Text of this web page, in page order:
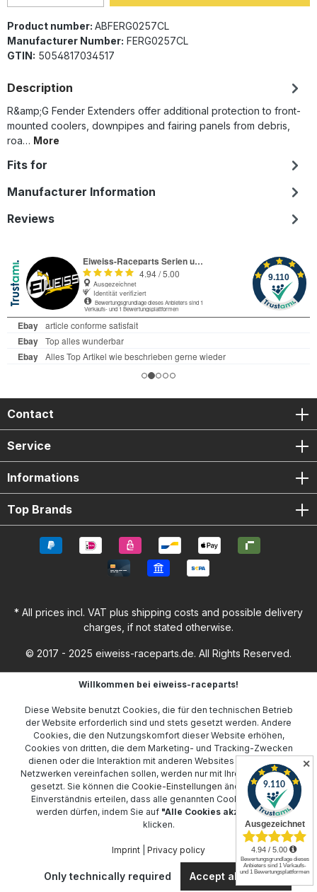
Product number: ABFERG0257CL
Manufacturer Number: FERG0257CL
GTIN: 5054817034517
Description
R&amp;G Fender Extenders offer additional protection to front-
mounted coolers, downpipes and fairing panels from debris,
roa… More
Fits for
Manufacturer Information
Reviews
Contact
Service
Informations
Top Brands
* All prices incl. VAT plus shipping costs and possible delivery
charges, if not stated otherwise.
© 2017 - 2025 eiweiss-raceparts.de. All Rights Reserved.
Willkommen bei eiweiss-raceparts!
Diese Website benutzt Cookies, die für den technischen Betrieb
der Website erforderlich sind und stets gesetzt werden. Andere
Cookies, die den Nutzungskomfort dieser Website erhöhen,
Cookies von dritten, die dem Marketing- und Tracking-Zwecken
dienen oder die Interaktion mit anderen Websites und sozialen
Netzwerken vereinfachen sollen, werden nur mit Ihrer Zustimmung
gesetzt. Sie können die Cookie-Einstellungen ändern oder Ihr
Einverständnis erteilen, dass alle genannten Cookies gesetzt
werden dürfen, indem Sie auf "Alle Cookies akzeptieren"
klicken.
Imprint Privacy policy
Only technically required Accept all cookies
✕